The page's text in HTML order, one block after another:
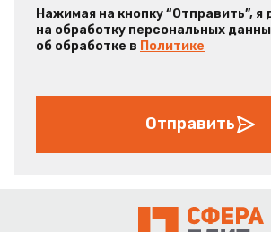
Нажимая на кнопку “Отправить”, я
на обработку персональных
об обработке в Политике
Отправить